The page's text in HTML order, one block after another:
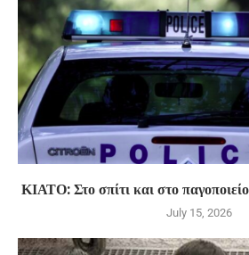
ΚΙΑΤΟ: Στο σπίτι και στο
July 15, 2026